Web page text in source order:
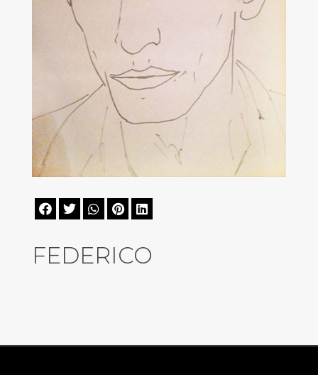
    
FEDERICO